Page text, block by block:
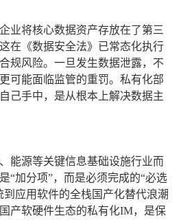
业将核心数据资产存放在了第三
在《数据安全法》已常态化执行
规风险。一旦发生数据泄露，不
可能面临监管的重罚。私有化部
己手中，是从根本上解决数据主
能源等关键信息基础设施行业而
“加分项”，而是必须完成的“必选
应用软件的全栈国产化替代浪潮
产软硬件生态的私有化IM，是保